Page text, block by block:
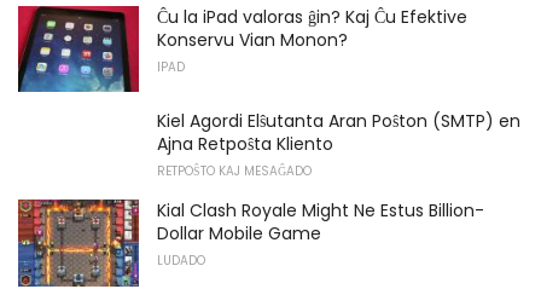
Ĉu la iPad valoras ĝin? Kaj Ĉu Efektive
Konservu Vian Monon?
IPAD
Kiel Agordi Elŝutanta Aran Poŝton (SMTP) en
Ajna Retpoŝta Kliento
RETPOŜTO KAJ MESAĜADO
Kial Clash Royale Might Ne Estus Billion-
Dollar Mobile Game
LUDADO